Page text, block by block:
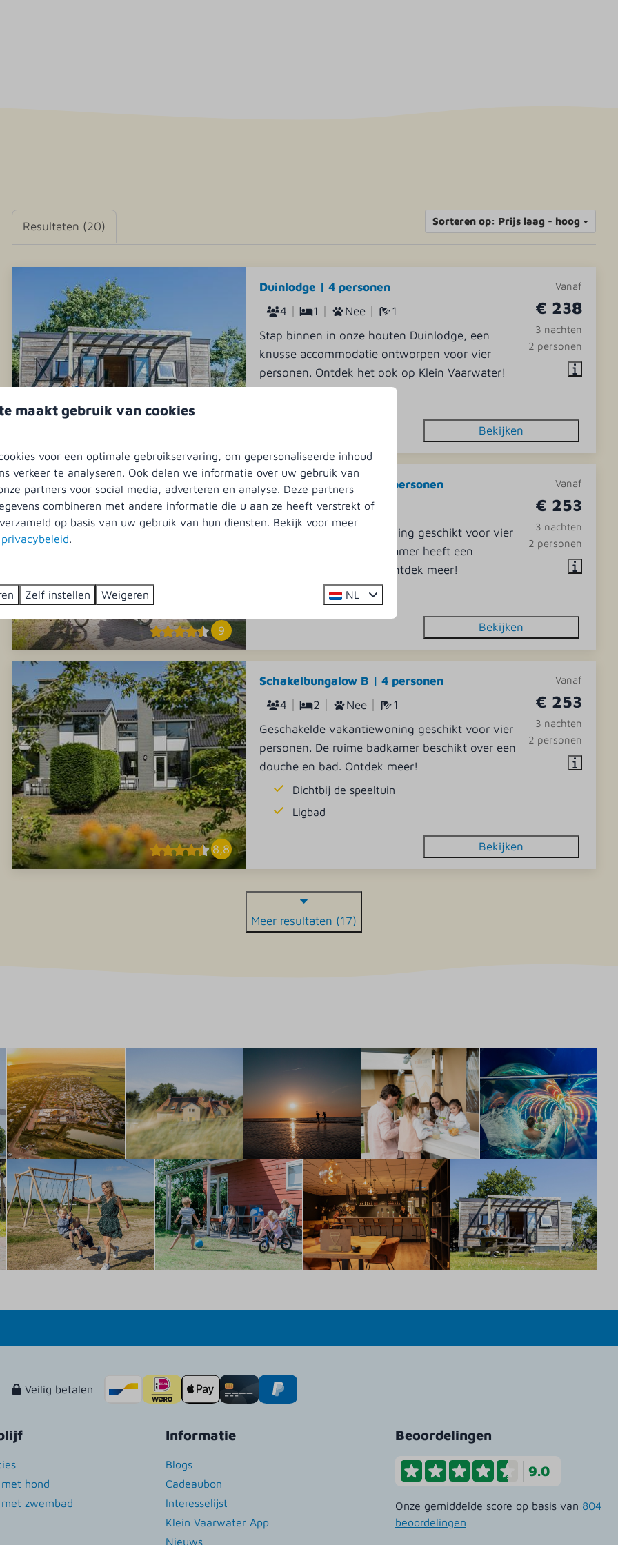
Sorteren op: Prijs laag - hoog
Resultaten (20)
Vanaf
€ 238
3 nachten
2 personen
Duinlodge | 4 personen
4
1 Nee
1
Stap binnen in onze houten Duinlodge, een
knusse accommodatie ontworpen voor vier
personen. Ontdek het ook op Klein Vaarwater!
Bekijken
9
Vanaf
€ 253
3 nachten
2 personen
Schakelbungalow A | 4 personen
4
2 Nee
Geschakelde vakantiewoning geschikt voor vier
personen. De ruime badkamer heeft een
inloopdouche en toilet. Ontdek meer!
Dichtbij de speeltuin
Bekijken
8,8
Vanaf
€ 253
3 nachten
2 personen
Schakelbungalow B | 4 personen
4
2 Nee
1
Geschakelde vakantiewoning geschikt voor vier
personen. De ruime badkamer beschikt over een
douche en bad. Ontdek meer!
Dichtbij de speeltuin
Ligbad
Bekijken
Meer resultaten (17)
Veilig betalen
hond
zwembad
Informatie
Blogs
Cadeaubon
Interesselijst
Klein Vaarwater App
Nieuws
Beoordelingen
9.0
Onze gemiddelde score op basis van 804
beoordelingen
maakt gebruik van cookies
voor een optimale gebruikservaring, om gepersonaliseerde inhoud
verkeer te analyseren. Ook delen we informatie over uw gebruik van
partners voor social media, adverteren en analyse. Deze partners
combineren met andere informatie die u aan ze heeft verstrekt of
op basis van uw gebruik van hun diensten. Bekijk voor meer
privacybeleid.
Zelf instellen Weigeren NL